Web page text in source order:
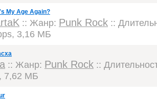
My Age Again?
:: Жанр: Punk Rock ::
3,16 МБ
:: Жанр: Punk Rock ::
7,62 МБ